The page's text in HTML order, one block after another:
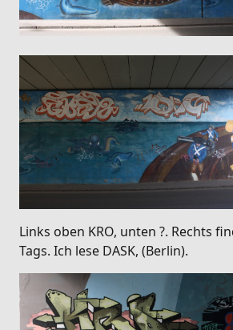
Links oben KRO, unten ?. Rechts
Tags. Ich lese DASK, (Berlin).